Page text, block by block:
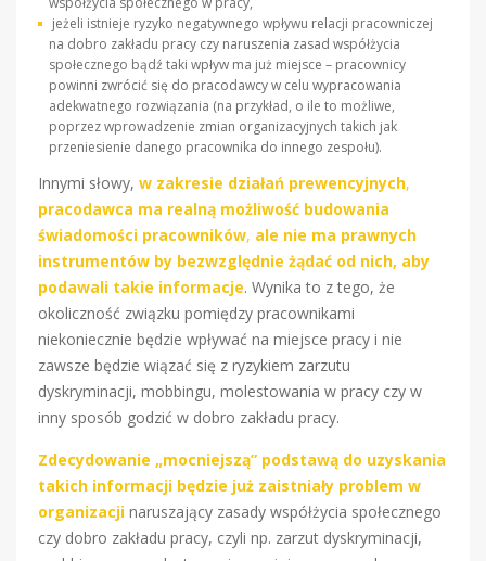
jeżeli istnieje ryzyko negatywnego wpływu relacji pracowniczej
na dobro zakładu pracy czy naruszenia zasad współżycia
społecznego bądź taki wpływ ma już miejsce – pracownicy
powinni zwrócić się do pracodawcy w celu wypracowania
adekwatnego rozwiązania (na przykład, o ile to możliwe,
poprzez wprowadzenie zmian organizacyjnych takich jak
przeniesienie danego pracownika do innego zespołu).
Innymi słowy, w zakresie działań prewencyjnych,
pracodawca ma realną możliwość budowania
świadomości pracowników, ale nie ma prawnych
instrumentów by bezwzględnie żądać od nich, aby
podawali takie informacje. Wynika to z tego, że
okoliczność związku pomiędzy pracownikami
niekoniecznie będzie wpływać na miejsce pracy i nie
zawsze będzie wiązać się z ryzykiem zarzutu
dyskryminacji, mobbingu, molestowania w pracy czy w
inny sposób godzić w dobro zakładu pracy.
Zdecydowanie „mocniejszą” podstawą do uzyskania
takich informacji będzie już zaistniały problem w
organizacji naruszający zasady współżycia społecznego
czy dobro zakładu pracy, czyli np. zarzut dyskryminacji,